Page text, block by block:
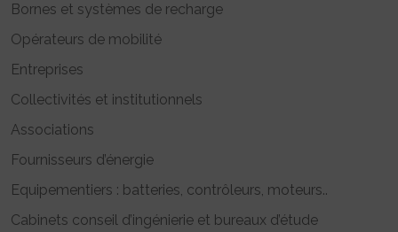
Bornes et systèmes de recharge
Opérateurs de mobilité
Entreprises
Collectivités et institutionnels
Associations
Fournisseurs d’énergie
Equipementiers : batteries, contrôleurs, moteurs..
Cabinets conseil d’ingénierie et bureaux d’étude